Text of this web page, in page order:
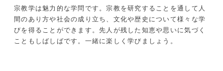
宗教学は魅力的な学問です。宗教を研究することを通して人
間のあり方や社会の成り立ち、文化や歴史について様々な学
びを得ることができます。先人が残した知恵や思いに気づく
こともしばしばです。一緒に楽しく学びましょう。